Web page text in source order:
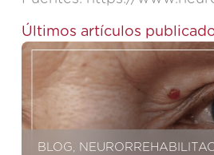
Últimos artículos
BLOG,